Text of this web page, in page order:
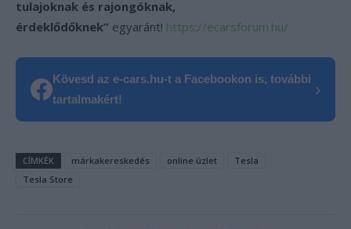
tulajoknak és rajongóknak,
érdeklődőknek” egyaránt! https://ecarsforum.hu/
Kövesd az e-cars.hu-t a Facebookon is, további
tartalmakért!
›
CÍMKÉK márkakereskedés online üzlet
Tesla
Tesla Store